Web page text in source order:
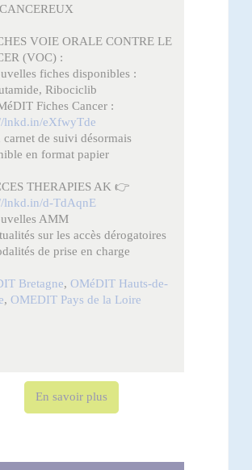
VOIE ORALE CONTRE LE
(VOC) :
fiches disponibles :
Ribociclib
Fiches Cancer :
lnkd.in/eXfwyTde
carnet de suivi désormais
en format papier
THERAPIES AK 👉
lnkd.in/d-TdAqnE
AMM
sur les accès dérogatoires
de prise en charge
Bretagne, OMéDIT Hauts-de-
, OMEDIT Pays de la Loire
En savoir plus